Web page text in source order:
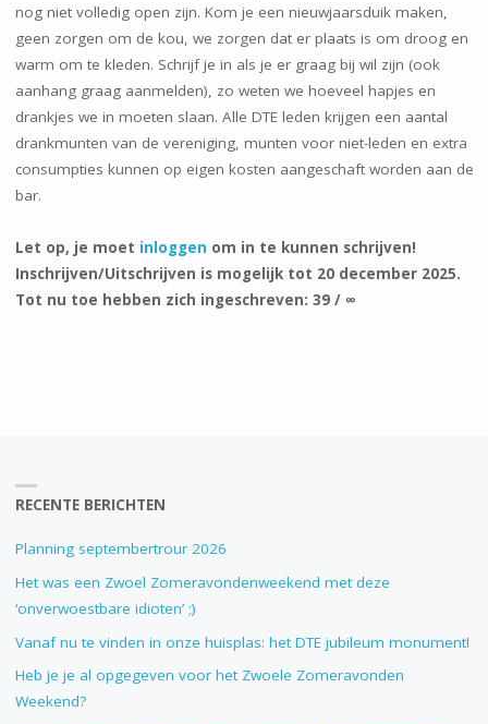
nog niet volledig open zijn. Kom je een nieuwjaarsduik maken,
geen zorgen om de kou, we zorgen dat er plaats is om droog en
warm om te kleden. Schrijf je in als je er graag bij wil zijn (ook
aanhang graag aanmelden), zo weten we hoeveel hapjes en
drankjes we in moeten slaan. Alle DTE leden krijgen een aantal
drankmunten van de vereniging, munten voor niet-leden en extra
consumpties kunnen op eigen kosten aangeschaft worden aan de
bar.
Let op, je moet inloggen om in te kunnen schrijven!
Inschrijven/Uitschrijven is mogelijk tot 20 december 2025.
Tot nu toe hebben zich ingeschreven: 39 / ∞
RECENTE BERICHTEN
Planning septembertrour 2026
Het was een Zwoel Zomeravondenweekend met deze
‘onverwoestbare idioten’ ;)
Vanaf nu te vinden in onze huisplas: het DTE jubileum monument!
Heb je je al opgegeven voor het Zwoele Zomeravonden
Weekend?